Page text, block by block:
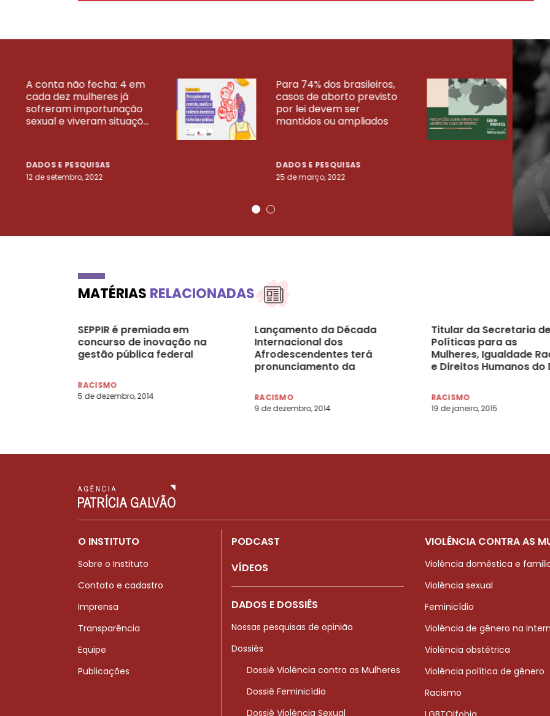
A conta não fecha: 4 em
cada dez mulheres já
sofreram importunação
sexual e viveram situaçõ...
DADOS E PESQUISAS
12 de setembro, 2022
Para 74% dos brasileiros,
casos de aborto previsto
por lei devem ser
mantidos ou ampliados
DADOS E PESQUISAS
25 de março, 2022
23
VEJA MAIS PESQUISAS
MATÉRIAS RELACIONADAS
SEPPIR é premiada em
concurso de inovação na
gestão pública federal
RACISMO
5 de dezembro, 2014
Lançamento da Década
Internacional dos
Afrodescendentes terá
pronunciamento da
RACISMO
9 de dezembro, 2014
Titular da Secretaria de
Políticas para as
Mulheres, Igualdade
e Direitos Humanos do
RACISMO
19 de janeiro, 2015
O INSTITUTO
Sobre o Instituto
Contato e cadastro
Imprensa
Transparência
Equipe
Publicações
PODCAST
VÍDEOS
DADOS E DOSSIÊS
Nossas pesquisas de opinião
Dossiês
Dossiê Violência contra as Mulheres
Dossiê Feminicídio
Dossiê Violência Sexual
VIOLÊNCIA CONTRA AS
Violência doméstica e
Violência sexual
Feminicídio
Violência de gênero na
Violência obstétrica
Violência política de gênero
Racismo